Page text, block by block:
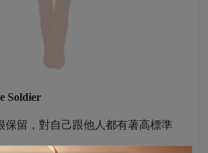
Soldier
保留，對自己跟他人都有著高標準